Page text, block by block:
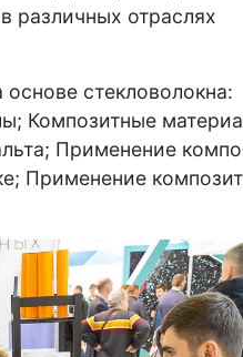
различных отраслях
стекловолокна:
Композитные
Применение
Применение